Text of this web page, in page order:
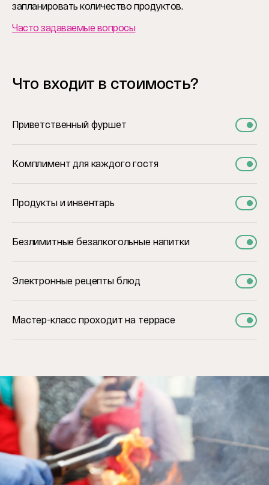
запланировать количество продуктов.
Часто задаваемые вопросы
Что входит в стоимость?
Приветственный фуршет
Комплимент для каждого гостя
Продукты и инвентарь
Безлимитные безалкогольные напитки
Электронные рецепты блюд
Мастер-класс проходит на террасе